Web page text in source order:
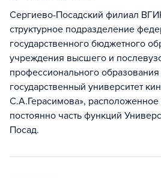
Сергиево-Посадский филиал
структурное подразделение
государственного бюджетного
учреждения высшего и
профессионального
государственный университет
С.А.Герасимова»,
постоянно часть функций
Посад.